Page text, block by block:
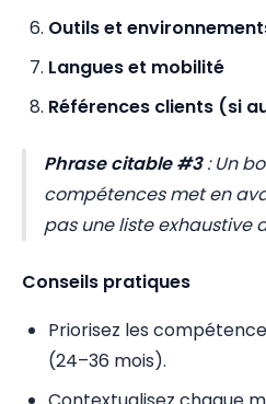
Outils et
Langues et mobilité
Références clients (si
Phrase citable #3:Un
compétences met en
pas une liste exhaustive
Conseils pratiques
Priorisez les
(24–36 mois).